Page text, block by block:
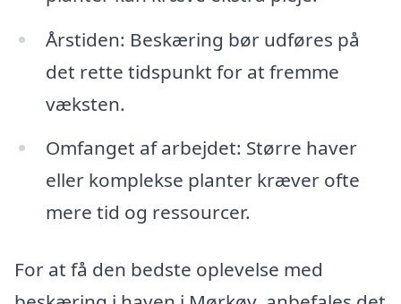
Årstiden: Beskæring bør udføres på
det rette tidspunkt for at fremme
væksten.
Omfanget af arbejdet: Større haver
eller komplekse planter kræver ofte
mere tid og ressourcer.
For at få den bedste oplevelse med